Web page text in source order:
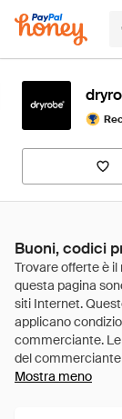
Buoni, codici
Mostra meno